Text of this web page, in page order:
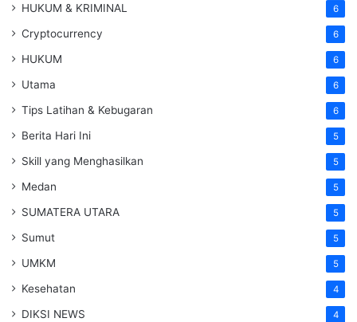
HUKUM & KRIMINAL 6
Cryptocurrency 6
HUKUM 6
Utama 6
Tips Latihan & Kebugaran 6
Berita Hari Ini 5
Skill yang Menghasilkan 5
Medan 5
SUMATERA UTARA 5
Sumut 5
UMKM 5
Kesehatan 4
DIKSI NEWS 4